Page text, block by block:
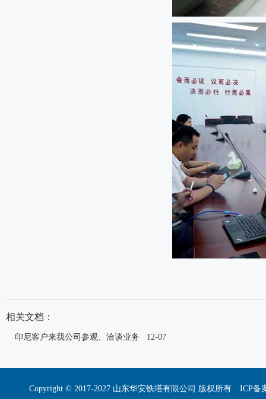
相关文档：
印尼客户来我公司参观、洽谈业务 12-07
Copyright © 2017-2027 山东华安铁塔有限公司 版权所有 ICP